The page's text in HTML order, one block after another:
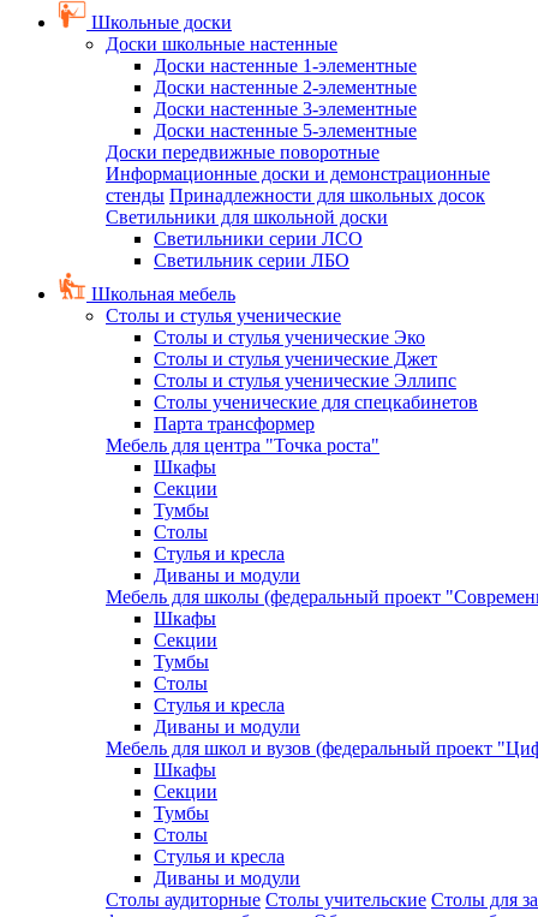
Школьные доски
Доски школьные настенные
Доски настенные 1-элементные
Доски настенные 2-элементные
Доски настенные 3-элементные
Доски настенные 5-элементные
Доски передвижные поворотные
Информационные доски и демонстрационные
стенды Принадлежности для школьных досок
Светильники для школьной доски
Светильники серии ЛСО
Светильник серии ЛБО
Школьная мебель
Столы и стулья ученические
Столы и стулья ученические Эко
Столы и стулья ученические Джет
Столы и стулья ученические Эллипс
Столы ученические для спецкабинетов
Парта трансформер
Мебель для центра "Точка роста"
Шкафы
Секции
Тумбы
Столы
Стулья и кресла
Диваны и модули
Мебель для школы (федеральный проект
Шкафы
Секции
Тумбы
Столы
Стулья и кресла
Диваны и модули
Мебель для школ и вузов (федеральный проект
Шкафы
Секции
Тумбы
Столы
Стулья и кресла
Диваны и модули
Столы аудиторные Столы учительские Столы для